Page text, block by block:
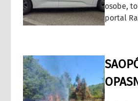
osobe,
portal